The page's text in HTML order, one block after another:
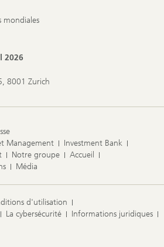
mondiales
2026
8001 Zurich
Management
Investment Bank
Notre groupe
Accueil
Média
d'utilisation
La cybersécurité
Informations juridiques